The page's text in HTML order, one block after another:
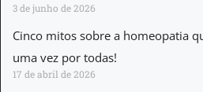
3 de junho de 2026
Cinco mitos sobre a homeopatia
uma vez por todas!
17 de abril de 2026